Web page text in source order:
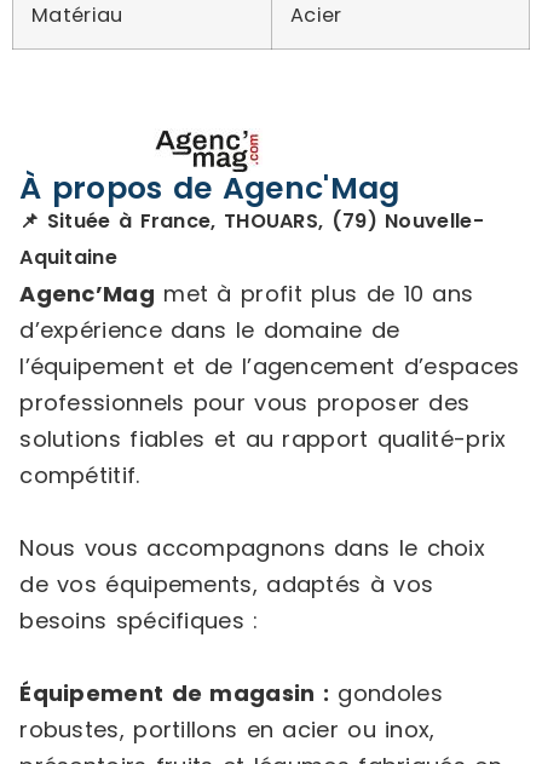
Matériau Acier
À propos de Agenc'Mag
📌 Située à France, THOUARS, (79) Nouvelle-
Aquitaine
Agenc’Mag met à profit plus de 10 ans
d’expérience dans le domaine de
l’équipement et de l’agencement d’espaces
professionnels pour vous proposer des
solutions fiables et au rapport qualité-prix
compétitif.
Nous vous accompagnons dans le choix
de vos équipements, adaptés à vos
besoins spécifiques :
Équipement de magasin : gondoles
robustes, portillons en acier ou inox,